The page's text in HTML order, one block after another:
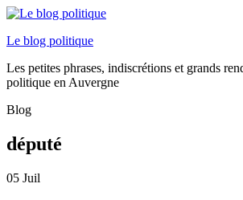
Le blog politique
Les petites phrases, indiscrétions et grands
politique en Auvergne
Blog
député
05 Juil